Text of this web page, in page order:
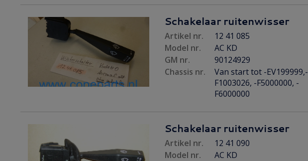
Schakelaar ruitenwisser
Artikel nr.
12 41 085
Model nr.
AC KD
GM nr.
90124929
Chassis nr.
Van start tot -EV199999,-
F1003026, -F5000000, -
F6000000
Schakelaar ruitenwisser
Artikel nr.
12 41 090
Model nr.
AC KD